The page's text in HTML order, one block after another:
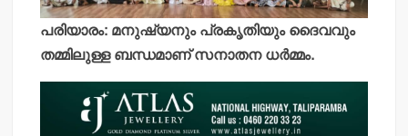
പരിയാരം: മനുഷ്യനും പ്രകൃതിയും ദൈവവും
തമ്മിലുള്ള ബന്ധമാണ് സനാതന ധര്‍മ്മം.